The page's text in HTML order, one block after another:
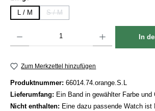
L / M
S / M
In
Zum Merkzettel hinzufügen
Produktnummer: 66014.74.orange.S.L
Lieferumfang: Ein Band in gewählter Farbe und
Nicht enthalten: Eine dazu passende Watch ist